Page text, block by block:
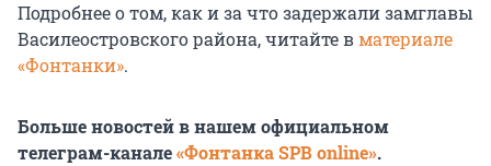
Подробнее о том, как и за что задержали замглавы
Василеостровского района, читайте вматериале
«Фонтанки».
Больше новостей в нашем официальном
телеграм-канале«Фонтанка SPB online».